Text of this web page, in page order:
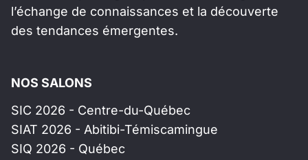
l’échange de connaissances et la découverte
des tendances émergentes.
NOS SALONS
SIC 2026 - Centre-du-Québec
SIAT 2026 - Abitibi-Témiscamingue
SIQ 2026 - Québec